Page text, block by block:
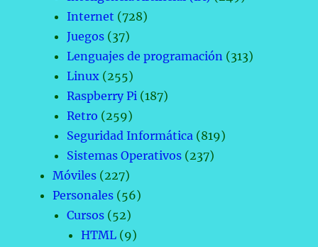
Internet (728)
Juegos (37)
Lenguajes de programación (313)
Linux (255)
Raspberry Pi (187)
Retro (259)
Seguridad Informática (819)
Sistemas Operativos (237)
Móviles (227)
Personales (56)
Cursos (52)
HTML (9)